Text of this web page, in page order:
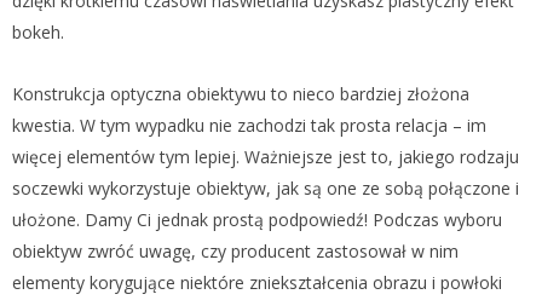
bokeh.
Konstrukcja optyczna obiektywu to nieco bardziej złożona
kwestia. W tym wypadku nie zachodzi tak prosta relacja – im
więcej elementów tym lepiej. Ważniejsze jest to, jakiego rodzaju
soczewki wykorzystuje obiektyw, jak są one ze sobą połączone i
ułożone. Damy Ci jednak prostą podpowiedź! Podczas wyboru
obiektyw zwróć uwagę, czy producent zastosował w nim
elementy korygujące niektóre zniekształcenia obrazu i powłoki